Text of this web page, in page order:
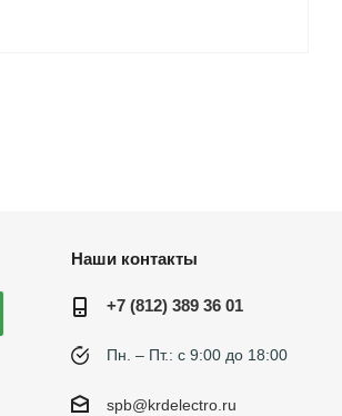
Наши контакты
+7 (812) 389 36 01
Пн. – Пт.: с 9:00 до 18:00
spb@krdelectro.ru